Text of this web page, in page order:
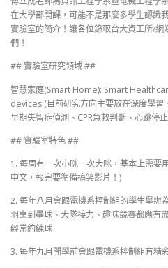
在大學部開課，可能不是那麼多學生認識
實驗室的簡介！讓各位錄取台大資工所/
們！
## 實驗室研究領域 ##
智慧家庭(Smart Home): Smart
devices (目前研究方向主要放在深度學習
早期失智症偵測、CPR急救判斷、心跳停
## 實驗室特色 ##
1. 每周有一次小咪一次大咪，基本上需要
中文，報完要準備搞笑影片！)
2. 每年八月會跟電機系控制組的學生舉辦
羽桌到壘球、大隊接力、趣味競賽都應有
經常約練球
3. 每年九月開學前會跟電機系控制組有精